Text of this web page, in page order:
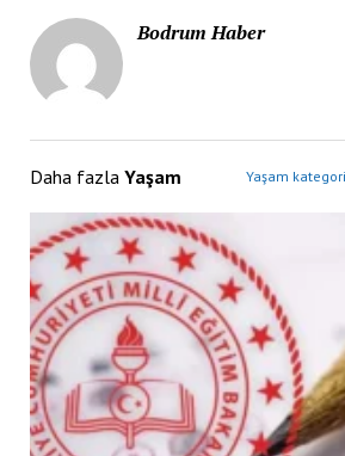
Bodrum Haber
Daha fazla Yaşam Yaşam